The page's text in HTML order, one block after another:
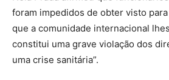
foram impedidos de obter visto
que a comunidade internacional
constitui uma grave violação dos
uma crise sanitária”.